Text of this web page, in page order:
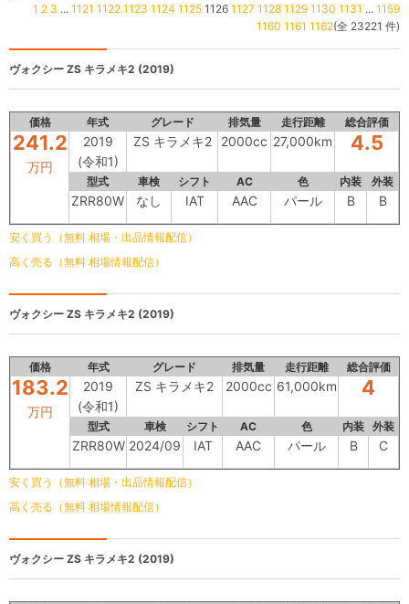
1 2 3 ... 1121 1122 1123 1124 1125 1126 1127 1128 1129 1130 1131 ... 1159
1160 1161 1162(全 23221 件)
ヴォクシー ZS キラメキ2 (2019)
価格 年式 グレード 排気量 走行距離 総合評価
241.2
万円
2019
(令和1)
ZS キラメキ2 2000cc 27,000km 4.5
型式 車検 シフト AC 色 内装 外装
ZRR80W なし IAT AAC パール B B
安く買う（無料 相場・出品情報配信）
高く売る（無料 相場情報配信）
ヴォクシー ZS キラメキ2 (2019)
価格 年式 グレード 排気量 走行距離 総合評価
183.2
万円
2019
(令和1)
ZS キラメキ2 2000cc 61,000km 4
型式 車検 シフト AC 色 内装 外装
ZRR80W 2024/09 IAT AAC パール B C
安く買う（無料 相場・出品情報配信）
高く売る（無料 相場情報配信）
ヴォクシー ZS キラメキ2 (2019)